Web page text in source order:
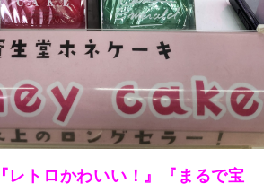
『レトロかわいい！』『まるで宝